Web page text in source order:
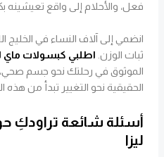
فعل، والأحلام إلى واقع تعيشينه
انضمي إلى آلاف النساء في الخليج
ثبات الوزن. اطلبي كبسولات ماي
الموثوق في رحلتك نحو جسم
الحقيقية نحو التغيير تبدأ من هذه
أسئلة شائعة تراودكِ
ليزا